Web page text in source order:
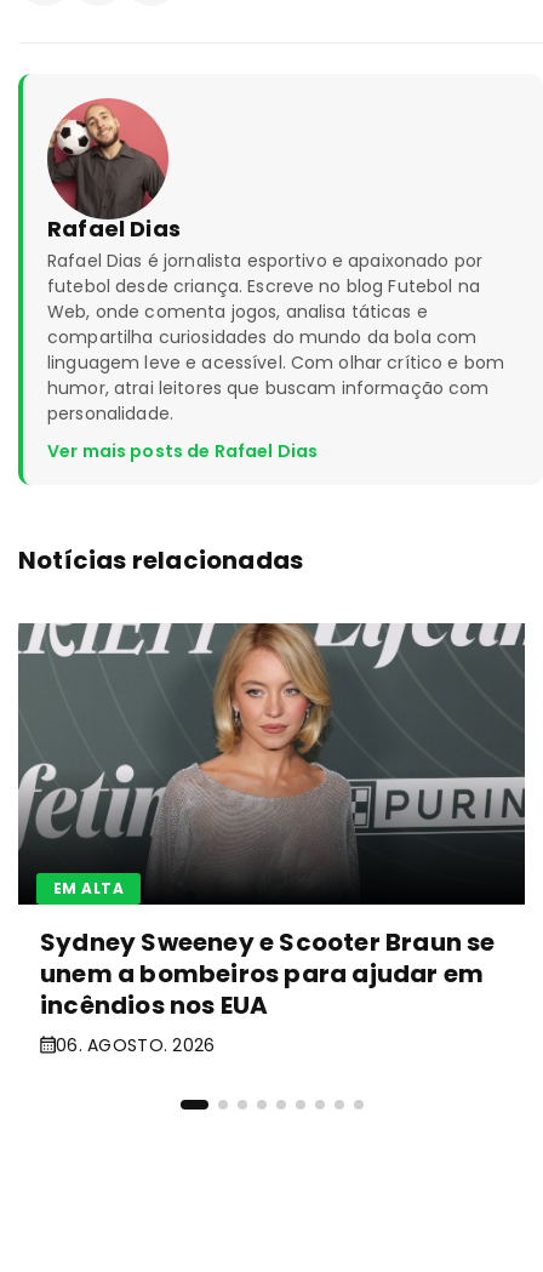
Rafael Dias
Rafael Dias é jornalista esportivo e apaixonado por
futebol desde criança. Escreve no blog Futebol na
Web, onde comenta jogos, analisa táticas e
compartilha curiosidades do mundo da bola com
linguagem leve e acessível. Com olhar crítico e bom
humor, atrai leitores que buscam informação com
personalidade.
Ver mais posts de Rafael Dias
Notícias relacionadas
EM ALTA
Sydney Sweeney e Scooter Braun se
unem a bombeiros para ajudar em
incêndios nos EUA
06. AGOSTO. 2026